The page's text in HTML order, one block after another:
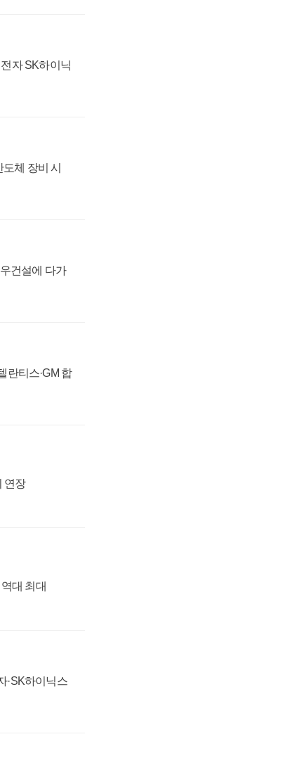
자 SK하이닉
체 장비 시
건설에 다가
란티스·GM 합
연장
대 최대
·SK하이닉스